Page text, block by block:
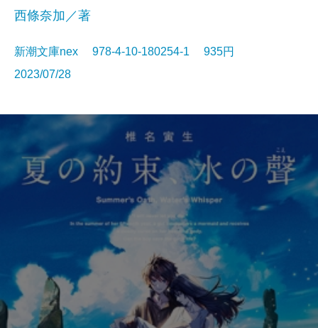
西條奈加／著
新潮文庫nex 978-4-10-180254-1 935円
2023/07/28